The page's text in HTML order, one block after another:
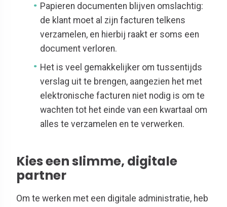
Papieren documenten blijven omslachtig:
de klant moet al zijn facturen telkens
verzamelen, en hierbij raakt er soms een
document verloren.
Het is veel gemakkelijker om tussentijds
verslag uit te brengen, aangezien het met
elektronische facturen niet nodig is om te
wachten tot het einde van een kwartaal om
alles te verzamelen en te verwerken.
Kies een slimme, digitale
partner
Om te werken met een digitale administratie, heb